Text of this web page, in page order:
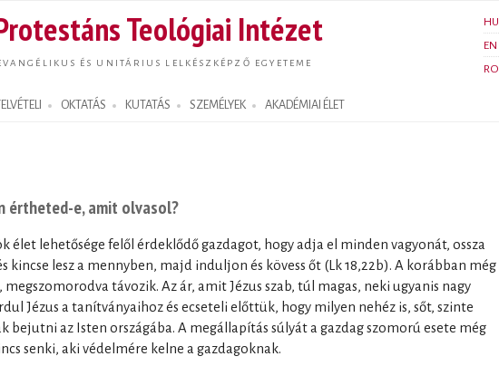
tartalomra
Teológiai Intézet
ÉS UNITÁRIUS LELKÉSZKÉPZŐ EGYETEME
HU
EN
RO
OKTATÁS KUTATÁS SZEMÉLYEK AKADÉMIAI ÉLET
értheted-e, amit olvasol?
élet lehetősége felől érdeklődő gazdagot, hogy adja el minden vagyonát, ossza
kincse lesz a mennyben, majd induljon és kövess őt (Lk 18,22b). A korábban még
megszomorodva távozik. Az ár, amit Jézus szab, túl magas, neki ugyanis nagy
Jézus a tanítványaihoz és ecseteli előttük, hogy milyen nehéz is, sőt, szinte
bejutni az Isten országába. A megállapítás súlyát a gazdag szomorú esete még
senki, aki védelmére kelne a gazdagoknak.